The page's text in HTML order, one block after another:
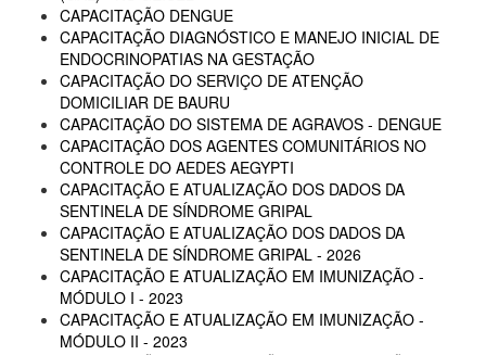
CAPACITAÇÃO DENGUE
CAPACITAÇÃO DIAGNÓSTICO E MANEJO INICIAL DE
ENDOCRINOPATIAS NA GESTAÇÃO
CAPACITAÇÃO DO SERVIÇO DE ATENÇÃO
DOMICILIAR DE BAURU
CAPACITAÇÃO DO SISTEMA DE AGRAVOS - DENGUE
CAPACITAÇÃO DOS AGENTES COMUNITÁRIOS NO
CONTROLE DO AEDES AEGYPTI
CAPACITAÇÃO E ATUALIZAÇÃO DOS DADOS DA
SENTINELA DE SÍNDROME GRIPAL
CAPACITAÇÃO E ATUALIZAÇÃO DOS DADOS DA
SENTINELA DE SÍNDROME GRIPAL - 2026
CAPACITAÇÃO E ATUALIZAÇÃO EM IMUNIZAÇÃO -
MÓDULO I - 2023
CAPACITAÇÃO E ATUALIZAÇÃO EM IMUNIZAÇÃO -
MÓDULO II - 2023